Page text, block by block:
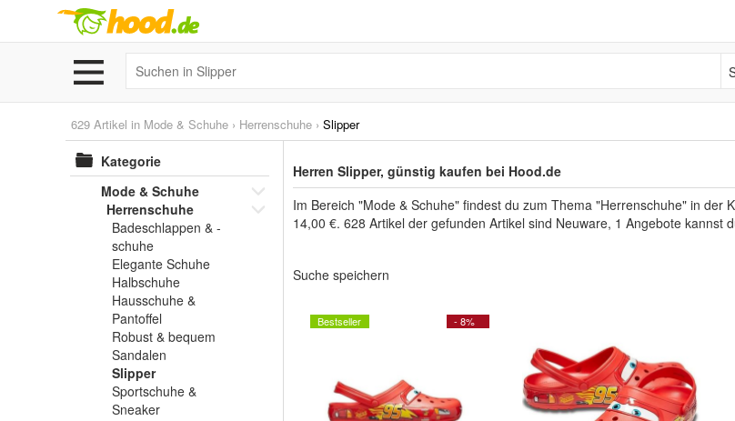
629 Artikel in Mode & Schuhe › Herrenschuhe › Slipper
Kategorie
Mode & Schuhe
Herrenschuhe
Badeschlappen & -
schuhe
Elegante Schuhe
Halbschuhe
Hausschuhe &
Pantoffel
Robust & bequem
Sandalen
Slipper
Sportschuhe &
Sneaker
Herren Slipper, günstig kaufen bei Hood.de
Im Bereich "Mode & Schuhe" findest du zum Thema "Herrenschuhe" in
14,00 €. 628 Artikel der gefunden Artikel sind Neuware, 1 Angebote kannst
Suche speichern
- 8%
Bestseller